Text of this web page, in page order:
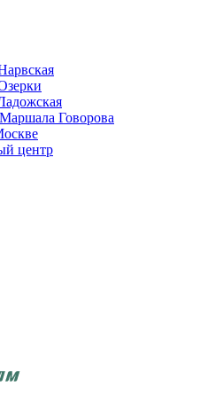
Говорова
центр